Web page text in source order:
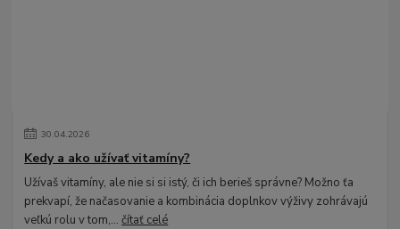
30.04.2026
Kedy a ako užívať vitamíny?
Užívaš vitamíny, ale nie si si istý, či ich berieš správne? Možno ťa
prekvapí, že načasovanie a kombinácia doplnkov výživy zohrávajú
veľkú rolu v tom,...čítať celé